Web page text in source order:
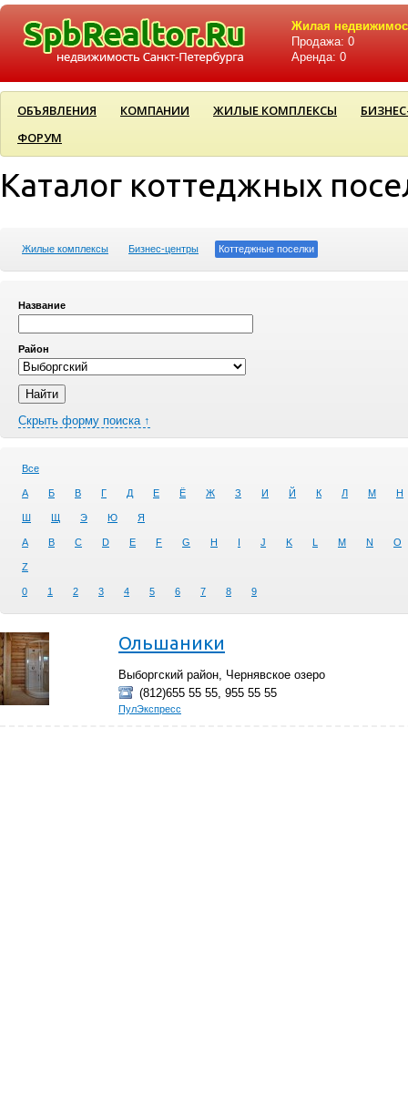
Жилая
Продажа: 0
Аренда: 0
ОБЪЯВЛЕНИЯ КОМПАНИИ ЖИЛЫЕ КОМПЛЕКСЫ
ФОРУМ
Каталог коттеджных
Жилые комплексы Бизнес-центры Коттеджные поселки
Название
Район
Скрыть форму поиска ↑
Все
А Б В Г Д Е Ё Ж З И Й К Л М Н
Ш Щ Э Ю Я
A B C D E F G H I J K L M N O
Z
0 1 2 3 4 5 6 7 8 9
Ольшаники
Выборгский район, Чернявское озеро
(812)655 55 55, 955 55 55
ПулЭкспресс